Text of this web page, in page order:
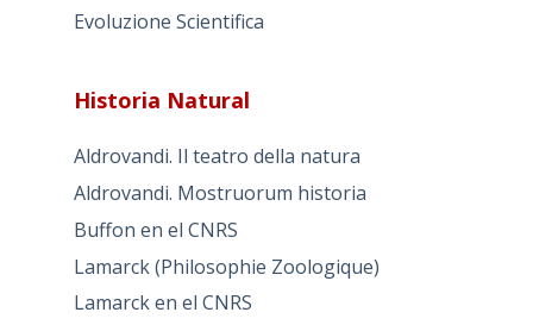
Evoluzione Scientifica
Historia Natural
Aldrovandi. Il teatro della natura
Aldrovandi. Mostruorum historia
Buffon en el CNRS
Lamarck (Philosophie Zoologique)
Lamarck en el CNRS